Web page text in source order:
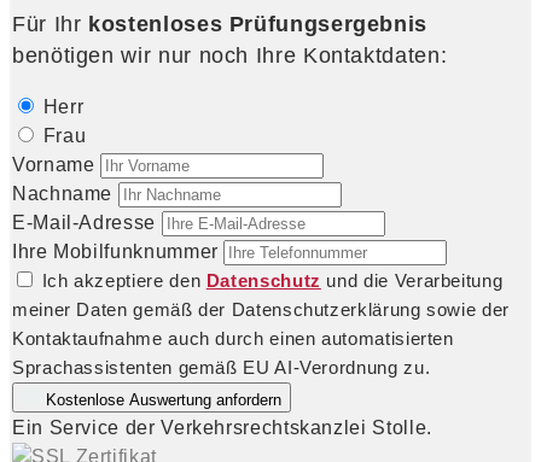
Für Ihr kostenloses Prüfungsergebnis
benötigen wir nur noch Ihre Kontaktdaten:
Herr
Frau
Vorname
Nachname
E-Mail-Adresse
Ihre Mobilfunknummer
Ich akzeptiere den Datenschutz und die Verarbeitung
meiner Daten gemäß der Datenschutzerklärung sowie der
Kontaktaufnahme auch durch einen automatisierten
Sprachassistenten gemäß EU AI-Verordnung zu.
Kostenlose Auswertung anfordern
Ein Service der Verkehrsrechtskanzlei Stolle.